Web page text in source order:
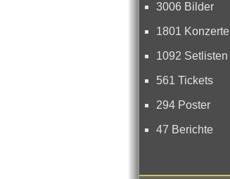
3006 Bilder
1801 Konzerte
1092 Setlisten
561 Tickets
294 Poster
47 Berichte